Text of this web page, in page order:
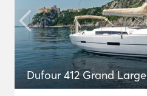
Dufour 412 Grand Large